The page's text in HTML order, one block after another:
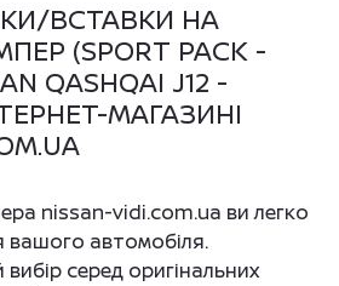
ВСТАВКИ НА
(SPORT PACK -
QASHQAI J12 -
МАГАЗИНІ
nissan-vidi.com.ua ви легко
вашого автомобіля.
вибір серед оригінальних